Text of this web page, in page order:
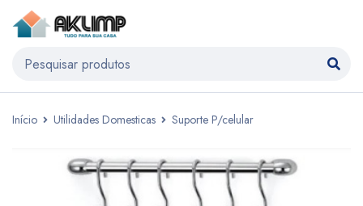
Início Utilidades Domesticas Suporte P/celular